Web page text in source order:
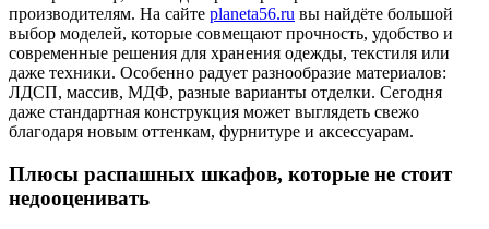
производителям. На сайте planeta56.ru вы найдёте большой
выбор моделей, которые совмещают прочность, удобство и
современные решения для хранения одежды, текстиля или
даже техники. Особенно радует разнообразие материалов:
ЛДСП, массив, МДФ, разные варианты отделки. Сегодня
даже стандартная конструкция может выглядеть свежо
благодаря новым оттенкам, фурнитуре и аксессуарам.
Плюсы распашных шкафов, которые не стоит
недооценивать